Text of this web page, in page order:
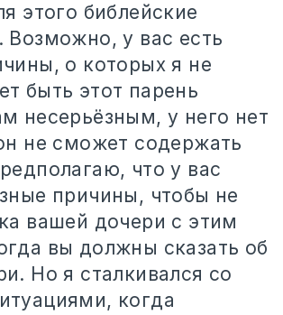
этого библейские
Возможно, у вас есть
о которых я не
быть этот парень
несерьёзным, у него нет
не сможет содержать
что у вас
причины, чтобы не
вашей дочери с этим
вы должны сказать об
Но я сталкивался со
когда